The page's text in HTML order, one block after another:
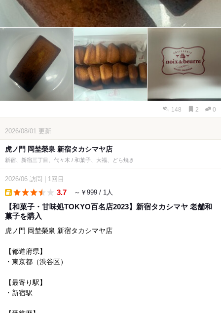
148 2 0
2026/08/01 更新
虎ノ門 岡埜榮泉 新宿タカシマヤ店
新宿、新宿三丁目、代々木 / 和菓子、大福、どら焼き
2026/06 訪問 1回目
3.7 ～￥999 / 1人
【和菓子・甘味処TOKYO百名店2023】新宿タカシマヤ 老舗和
菓子を購入
虎ノ門 岡埜榮泉 新宿タカシマヤ店
【都道府県】
・東京都（渋谷区）
【最寄り駅】
・新宿駅